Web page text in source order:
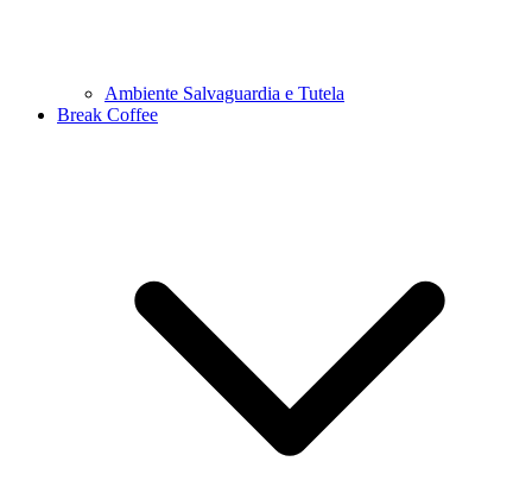
Ambiente Salvaguardia e Tutela
Break Coffee